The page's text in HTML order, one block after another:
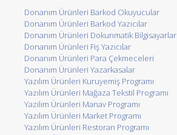
Donanım Ürünleri Barkod Okuyucular
Donanım Ürünleri Barkod Yazıcılar
Donanım Ürünleri Dokunmatik Bilgisayarlar
Donanım Ürünleri Fiş Yazıcılar
Donanım Ürünleri Para Çekmeceleri
Donanım Ürünleri Yazarkasalar
Yazılım Ürünleri Kuruyemiş Programı
Yazılım Ürünleri Mağaza Tekstil Programı
Yazılım Ürünleri Manav Programı
Yazılım Ürünleri Market Programı
Yazılım Ürünleri Restoran Programı